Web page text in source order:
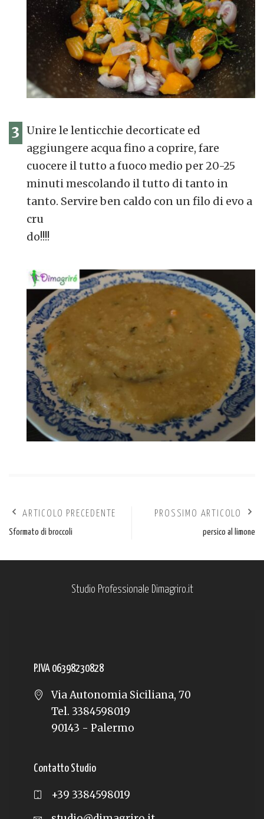
3 Unire le lenticchie decorticate ed
aggiungere acqua fino a coprire, fare
cuocere il tutto a fuoco medio per 20-25
minuti mescolando il tutto di tanto in
tanto. Servire ben caldo con un filo di evo a
cru
do!!!!
ARTICOLO PRECEDENTE
Sformato di broccoli
PROSSIMO ARTICOLO
persico al limone
Studio Professionale Dimagriro.it
P.IVA 06398230828
Via Autonomia Siciliana, 70
Tel. 3384598019
90143 - Palermo
Contatto Studio
+39 3384598019